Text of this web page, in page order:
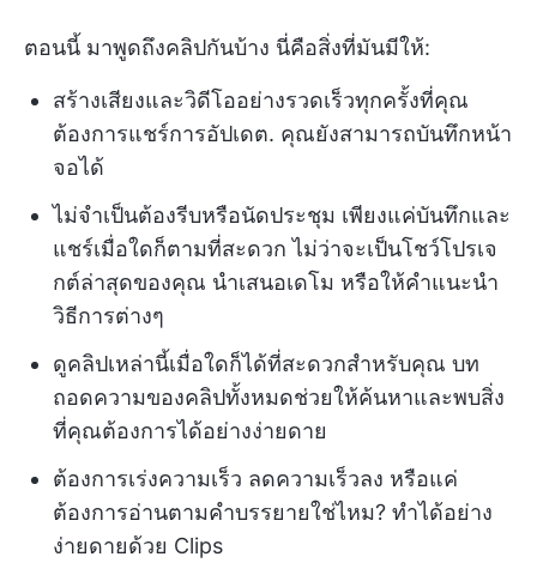
ตอนนี้ มาพูดถึงคลิปกันบ้าง นี่คือสิ่งที่มันมีให้:
สร้างเสียงและวิดีโออย่างรวดเร็วทุกครั้งที่คุณ
ต้องการแชร์การอัปเดต. คุณยังสามารถบันทึกหน้า
จอได้
ไม่จำเป็นต้องรีบหรือนัดประชุม เพียงแค่บันทึกและ
แชร์เมื่อใดก็ตามที่สะดวก ไม่ว่าจะเป็นโชว์โปรเจ
กต์ล่าสุดของคุณ นำเสนอเดโม หรือให้คำแนะนำ
วิธีการต่างๆ
ดูคลิปเหล่านี้เมื่อใดก็ได้ที่สะดวกสำหรับคุณ บท
ถอดความของคลิปทั้งหมดช่วยให้ค้นหาและพบสิ่ง
ที่คุณต้องการได้อย่างง่ายดาย
ต้องการเร่งความเร็ว ลดความเร็วลง หรือแค่
ต้องการอ่านตามคำบรรยายใช่ไหม? ทำได้อย่าง
ง่ายดายด้วย Clips